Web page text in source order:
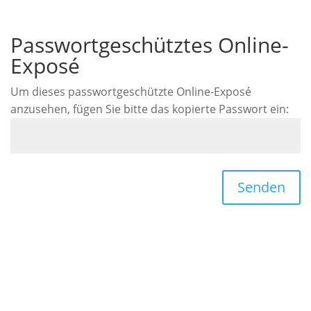
Passwortgeschütztes Online-
Exposé
Um dieses passwortgeschützte Online-Exposé
anzusehen, fügen Sie bitte das kopierte Passwort ein:
Senden